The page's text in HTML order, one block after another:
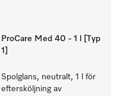
ProCare Med 40 - 1 l [Typ
1]
Spolglans, neutralt, 1 l för
eftersköljning av